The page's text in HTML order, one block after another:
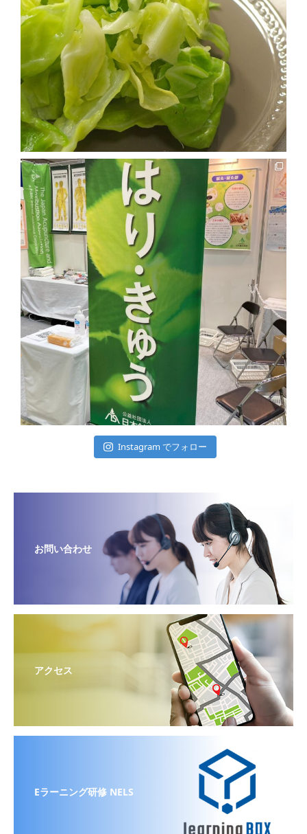
Instagram でフォロー
お問い合わせ
アクセス
Eラーニング研修 NELS